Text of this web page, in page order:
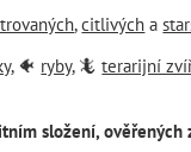
,citlivých a
, 🐠 ryby, 🦎terarijní
složení, ověřených